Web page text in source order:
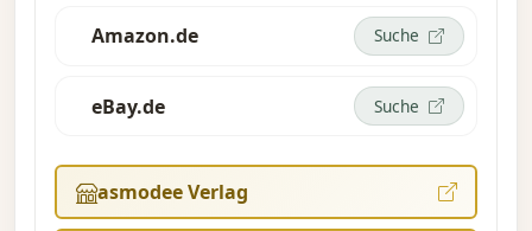
Amazon.de Suche
eBay.de Suche
asmodee Verlag